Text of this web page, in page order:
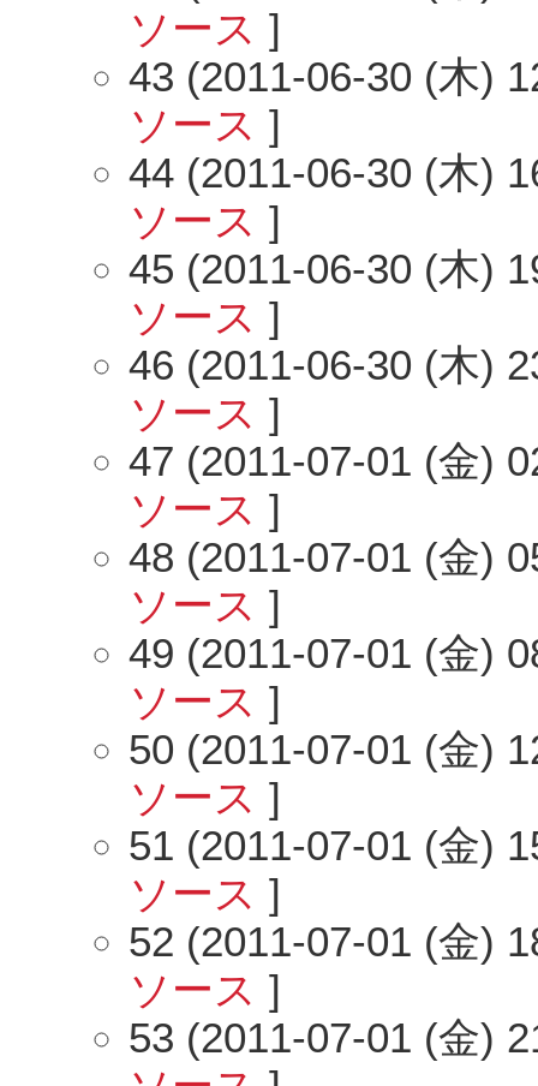
ソース ]
43 (2011-06-30 (木)
ソース ]
44 (2011-06-30 (木)
ソース ]
45 (2011-06-30 (木)
ソース ]
46 (2011-06-30 (木)
ソース ]
47 (2011-07-01 (金)
ソース ]
48 (2011-07-01 (金)
ソース ]
49 (2011-07-01 (金)
ソース ]
50 (2011-07-01 (金)
ソース ]
51 (2011-07-01 (金)
ソース ]
52 (2011-07-01 (金)
ソース ]
53 (2011-07-01 (金)